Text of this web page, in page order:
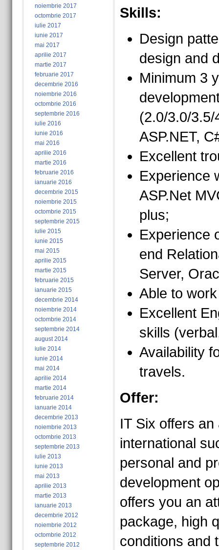
noiembrie 2017
octombrie 2017
iulie 2017
iunie 2017
mai 2017
aprilie 2017
martie 2017
februarie 2017
decembrie 2016
noiembrie 2016
octombrie 2016
septembrie 2016
iulie 2016
iunie 2016
mai 2016
aprilie 2016
martie 2016
februarie 2016
ianuarie 2016
decembrie 2015
noiembrie 2015
octombrie 2015
septembrie 2015
iulie 2015
iunie 2015
mai 2015
aprilie 2015
martie 2015
februarie 2015
ianuarie 2015
decembrie 2014
noiembrie 2014
octombrie 2014
septembrie 2014
august 2014
iulie 2014
iunie 2014
mai 2014
aprilie 2014
martie 2014
februarie 2014
ianuarie 2014
decembrie 2013
noiembrie 2013
octombrie 2013
septembrie 2013
iulie 2013
iunie 2013
mai 2013
aprilie 2013
martie 2013
ianuarie 2013
decembrie 2012
noiembrie 2012
octombrie 2012
septembrie 2012
Skills:
Design
design and
Minimum 3
(2.0/3.0/
ASP.NET,
Excellent
Experience
ASP.Net
plus;
Experience
end
Server,
Able to
Excellent
skills
Availability
travels.
Offer:
IT Six offers
international
personal and
development
offers you an
package, high
conditions and